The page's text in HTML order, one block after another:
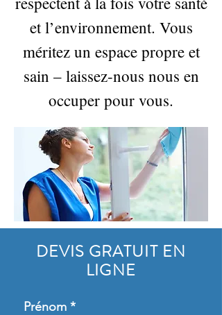
et l’environnement. Vous
méritez un espace propre et
sain – laissez-nous nous en
occuper pour vous.
DEVIS GRATUIT EN
LIGNE
Prénom